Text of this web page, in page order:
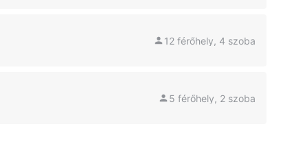
12 férőhely, 4 szoba
5 férőhely, 2 szoba